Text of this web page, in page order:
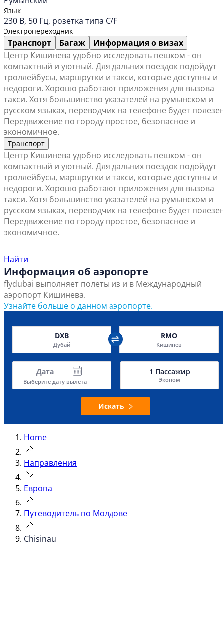
Язык
230 В, 50 Гц, розетка типа C/F
Электропереходник
Транспорт Багаж
Информация о визах
Центр Кишинева удобно исследовать пешком - он
компактный и уютный. Для дальних поездок подойдут
троллейбусы, маршрутки и такси, которые доступны и
недороги. Хорошо работают приложения для вызова
такси. Хотя большинство указателей на румынском и
русском языках, переводчик на телефоне будет
Передвижение по городу простое, безопасное и
экономичное.
Транспорт
Центр Кишинева удобно исследовать пешком - он
компактный и уютный. Для дальних поездок подойдут
троллейбусы, маршрутки и такси, которые доступны и
недороги. Хорошо работают приложения для вызова
такси. Хотя большинство указателей на румынском и
русском языках, переводчик на телефоне будет
Передвижение по городу простое, безопасное и
экономичное.
Найти
Информация об аэропорте
flydubai выполняет полеты из и в Международный
аэропорт Кишинева.
Узнайте больше о данном аэропорте.
DXB
Дубай
RMO
Кишинев
Дата
Выберите дату вылета
1 Пассажир
Эконом
Искать
Home
Направления
Европа
Путеводитель по Молдове
Chisinau